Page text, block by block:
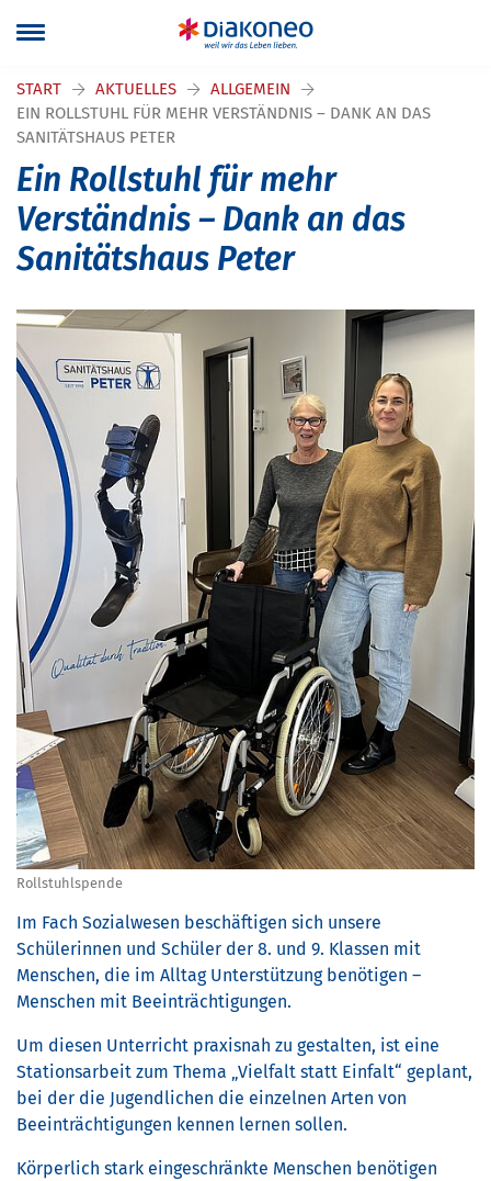
START AKTUELLES
ALLGEMEIN
EIN ROLLSTUHL FÜR MEHR VERSTÄNDNIS – DANK AN DAS
SANITÄTSHAUS PETER
Ein Rollstuhl für mehr
Verständnis – Dank an das
Sanitätshaus Peter
Rollstuhlspende
Im Fach Sozialwesen beschäftigen sich unsere
Schülerinnen und Schüler der 8. und 9. Klassen mit
Menschen, die im Alltag Unterstützung benötigen –
Menschen mit Beeinträchtigungen.
Um diesen Unterricht praxisnah zu gestalten, ist eine
Stationsarbeit zum Thema „Vielfalt statt Einfalt“ geplant,
bei der die Jugendlichen die einzelnen Arten von
Beeinträchtigungen kennen lernen sollen.
Körperlich stark eingeschränkte Menschen benötigen